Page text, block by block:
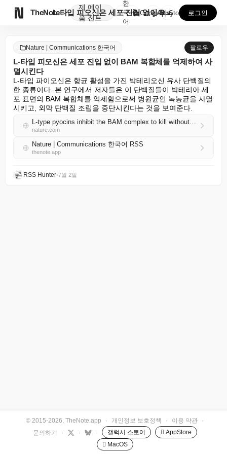
TheNote
제
품
에이
전트
L-타입 피오신은 세포 진입 없이 BAM 복합체를 억제...
한
국
어
GooglePlay
AppStore 로그인
Nature | Communications 한국어 팔로우
L-타입 피오신은 세포 진입 없이 BAM 복합체를 억제하여 사
멸시킨다
L-타입 파이오신은 항균 활성을 가진 박테리오신 유사 단백질의
한 종류이다. 본 연구에서 저자들은 이 단백질들이 박테리아 세
포 표면의 BAM 복합체를 억제함으로써 병원균인 녹농균을 사멸
시키고, 외막 단백질 조립을 중단시킨다는 것을 보여준다.
L-type pyocins inhibit the BAM complex to kill without cell entry
nature.com
Nature | Communications 한국어 RSS
thenote.app
RSS Hunter•7월 2일
© 2015-2026, TheNote.app · 개인정보 보호정책 · 이용 약관
·
문의하기
· · · 갤럭시 스토어
 AppStore
 MacOS